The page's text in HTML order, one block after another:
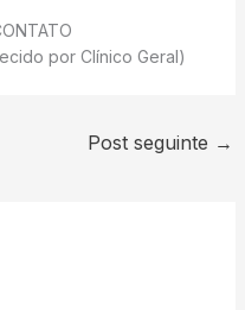
por Clínico Geral)
Post seguinte →